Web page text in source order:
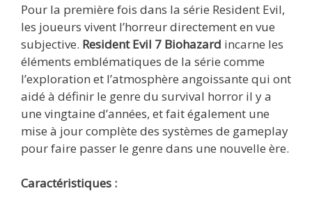
Pour la première fois dans la série Resident Evil,
les joueurs vivent l’horreur directement en vue
subjective. Resident Evil 7 Biohazard incarne les
éléments emblématiques de la série comme
l’exploration et l’atmosphère angoissante qui ont
aidé à définir le genre du survival horror il y a
une vingtaine d’années, et fait également une
mise à jour complète des systèmes de gameplay
pour faire passer le genre dans une nouvelle ère.
Caractéristiques :